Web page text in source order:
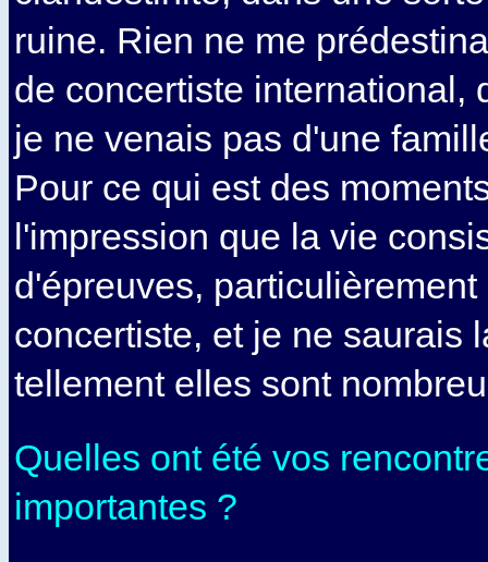
ruine. Rien ne me
de concertiste international,
je ne venais pas d'une
Pour ce qui est des
l'impression que la vie
d'épreuves, particulièrement
concertiste, et je ne saurais
tellement elles sont
Quelles ont été vos
importantes ?